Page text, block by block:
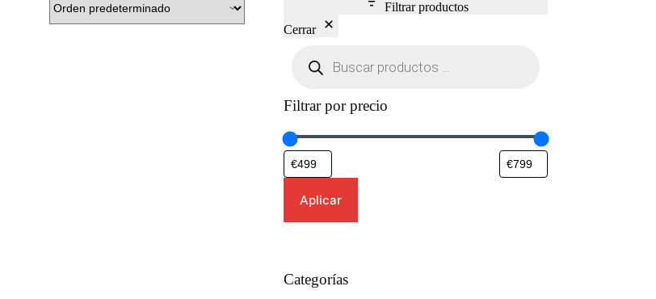
Filtrar productos
Cerrar
productos
Filtrar por precio
Aplicar
Categorías